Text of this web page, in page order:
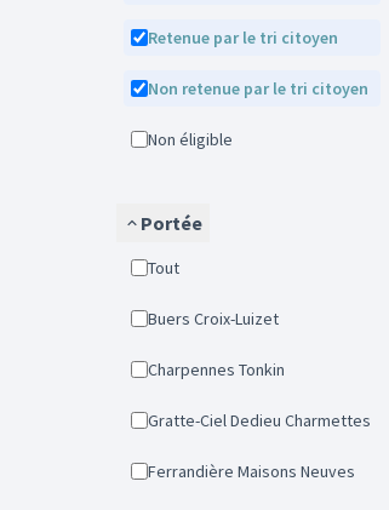
Retenue par le tri citoyen
Non retenue par le tri citoyen
Non éligible
Portée
Tout
Buers Croix-Luizet
Charpennes Tonkin
Gratte-Ciel Dedieu Charmettes
Ferrandière Maisons Neuves